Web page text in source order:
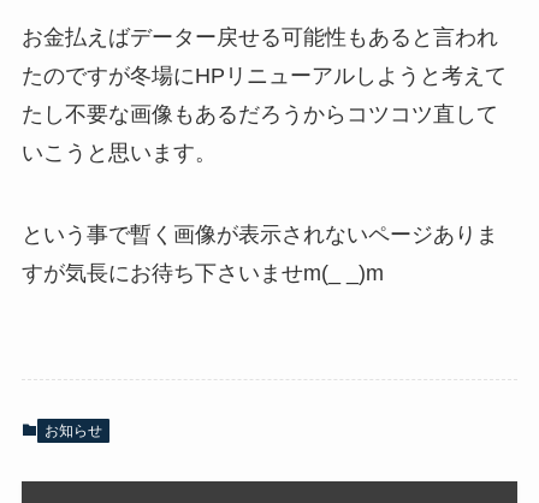
お金払えばデーター戻せる可能性もあると言われ
たのですが冬場にHPリニューアルしようと考えて
たし不要な画像もあるだろうからコツコツ直して
いこうと思います。
という事で暫く画像が表示されないページありま
すが気長にお待ち下さいませm(_ _)m
お知らせ